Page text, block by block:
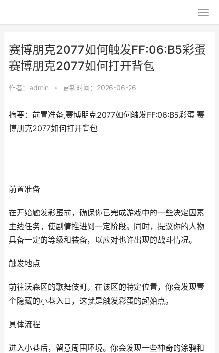
赛博朋克2077如何触发FF:06:B5彩蛋
赛博朋克2077如何打开背包
作者： admin • 更新时间：2026-06-26
摘要：前置准备,赛博朋克2077如何触发FF:06:B5彩蛋 赛
博朋克2077如何打开背包
前置准备
在开始触发彩蛋前，确保你已完成游戏中的一些决定因素
主线任务，使剧情推进到一定阶段。同时，提议你的人物
具备一定的等级和装备，以应对也许出现的战斗情况。
触发地点
前往沃森区的歌舞伎町。在该区的特定位置，你会发现壹
个隐藏的小巷入口，这就是触发彩蛋的起始点。
具体流程
进入小巷后，留意周围环境。你会发现一些神奇的涂鸦和